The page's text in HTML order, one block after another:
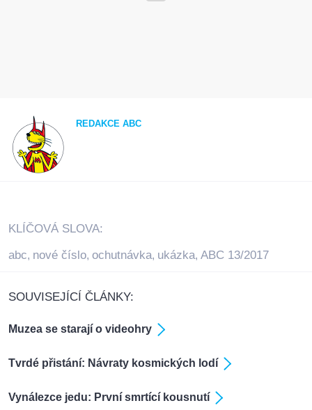
REDAKCE ABC
KLÍČOVÁ SLOVA:
abc, nové číslo, ochutnávka, ukázka, ABC 13/2017
SOUVISEJÍCÍ ČLÁNKY:
Muzea se starají o videohry
Tvrdé přistání: Návraty kosmických lodí
Vynálezce jedu: První smrtící kousnutí